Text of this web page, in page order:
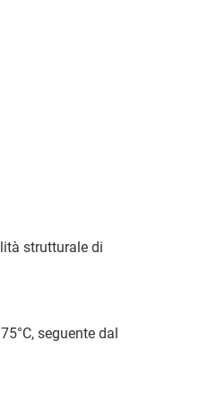
strutturale di
seguente dal